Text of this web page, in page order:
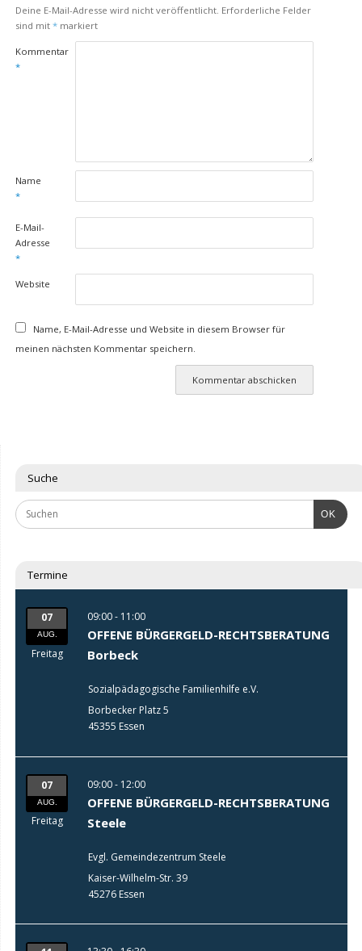
Deine E-Mail-Adresse wird nicht veröffentlicht. Erforderliche Felder
sind mit *markiert
Kommentar
*
Name
*
E-Mail-
Adresse
*
Website
Name, E-Mail-Adresse und Website in diesem Browser für
meinen nächsten Kommentar speichern.
Suche
OK
Termine
07
AUG.
Freitag
09:00 - 11:00
OFFENE BÜRGERGELD-RECHTSBERATUNG
Borbeck
Sozialpädagogische Familienhilfe e.V.
Borbecker Platz 5
45355 Essen
07
AUG.
Freitag
09:00 - 12:00
OFFENE BÜRGERGELD-RECHTSBERATUNG
Steele
Evgl. Gemeindezentrum Steele
Kaiser-Wilhelm-Str. 39
45276 Essen